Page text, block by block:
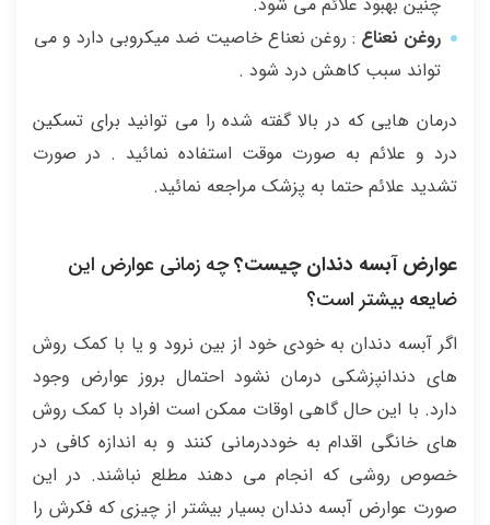
روغن نعناع : روغن نعناع خاصیت ضد میکروبی دارد و می
تواند سبب کاهش درد شود .
درمان هایی که در بالا گفته شده را می توانید برای تسکین
درد و علائم به صورت موقت استفاده نمائید . در صورت
تشدید علائم حتما به پزشک مراجعه نمائید.
عوارض آبسه دندان چیست؟چه زمانی عوارض این
ضایعه بیشتر است؟
اگر آبسه دندان به خودی خود از بین نرود و یا با کمک روش
های دندانپزشکی درمان نشود احتمال بروز عوارض وجود
دارد. با این حال گاهی اوقات ممکن است افراد با کمک روش
های خانگی اقدام به خوددرمانی کنند و به اندازه کافی در
خصوص روشی که انجام می دهند مطلع نباشند. در این
صورت عوارض آبسه دندان بسیار بیشتر از چیزی که فکرش را